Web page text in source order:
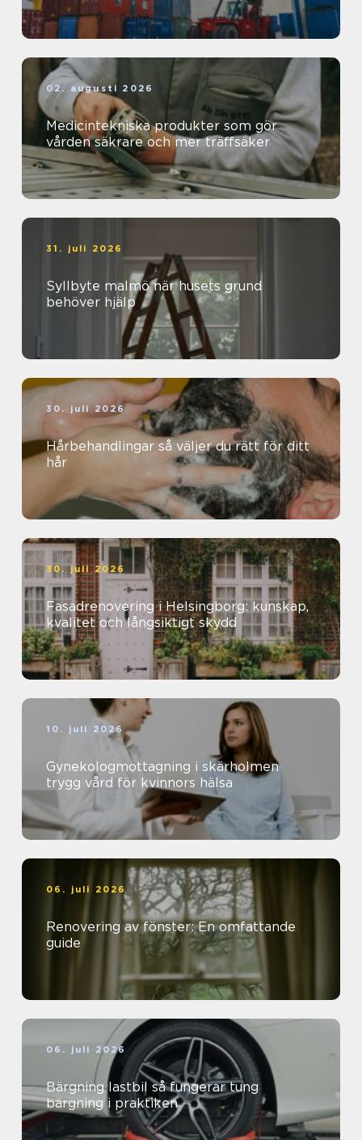
02. augusti 2026
Medicintekniska produkter som gör
vården säkrare och mer träffsäker
31. juli 2026
Syllbyte malmö när husets grund
behöver hjälp
30. juli 2026
Hårbehandlingar så väljer du rätt för ditt
hår
30. juli 2026
Fasadrenovering i Helsingborg: kunskap,
kvalitet och långsiktigt skydd
10. juli 2026
Gynekologmottagning i skärholmen
trygg vård för kvinnors hälsa
06. juli 2026
Renovering av fönster: En omfattande
guide
06. juli 2026
Bärgning lastbil så fungerar tung
bärgning i praktiken